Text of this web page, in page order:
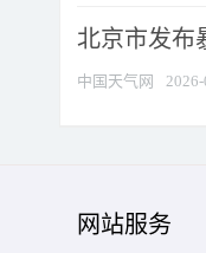
北京市发布
中国天气网
网站服务